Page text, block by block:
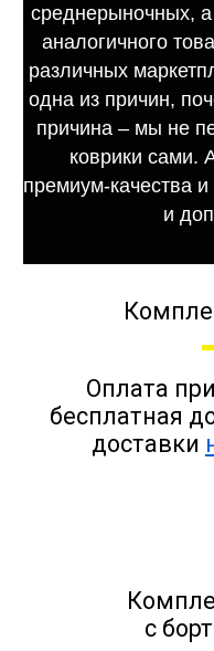
среднерыночных,
аналогичного
различных
одна из причин,
причина – мы не
коврики сами.
премиум-качества
и
Оплата
бесплатная
доставки
с